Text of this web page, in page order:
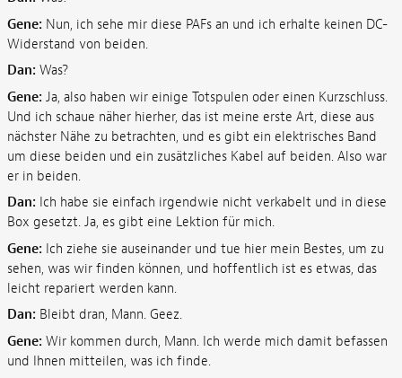
Gene: Nun, ich sehe mir diese PAFs an und ich erhalte keinen DC-
Widerstand von beiden.
Dan: Was?
Gene: Ja, also haben wir einige Totspulen oder einen Kurzschluss.
Und ich schaue näher hierher, das ist meine erste Art, diese aus
nächster Nähe zu betrachten, und es gibt ein elektrisches Band
um diese beiden und ein zusätzliches Kabel auf beiden. Also war
er in beiden.
Dan: Ich habe sie einfach irgendwie nicht verkabelt und in diese
Box gesetzt. Ja, es gibt eine Lektion für mich.
Gene: Ich ziehe sie auseinander und tue hier mein Bestes, um zu
sehen, was wir finden können, und hoffentlich ist es etwas, das
leicht repariert werden kann.
Dan: Bleibt dran, Mann. Geez.
Gene: Wir kommen durch, Mann. Ich werde mich damit befassen
und Ihnen mitteilen, was ich finde.